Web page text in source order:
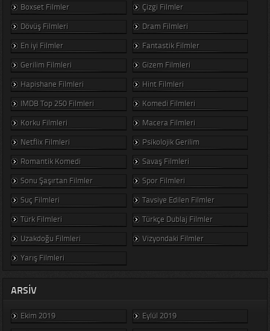
Boxset Filmler
Çizgi Filmler
Dövüş Filmleri
Dram Filmleri
En iyi Filmler
Fantastik Filmler
Gerilim Filmleri
Gizem Filmleri
Hapishane Filmleri
Hint Filmleri
IMDB Top 250 Filmleri
Komedi Filmleri
Korku Filmleri
Macera Filmleri
Netflix Filmleri
Psikolojik Gerilim
Romantik Komedi
Savaş Filmleri
Sonu Şaşırtan Filmler
Spor Filmleri
Suç Filmleri
Tavsiye Edilen Filmler
Türk Filmleri
Türkçe Dublaj Filmler
Uzakdoğu Filmleri
Vizyondaki Filmler
Yarış Filmleri
ARSIV
Ekim 2019
Eylül 2019